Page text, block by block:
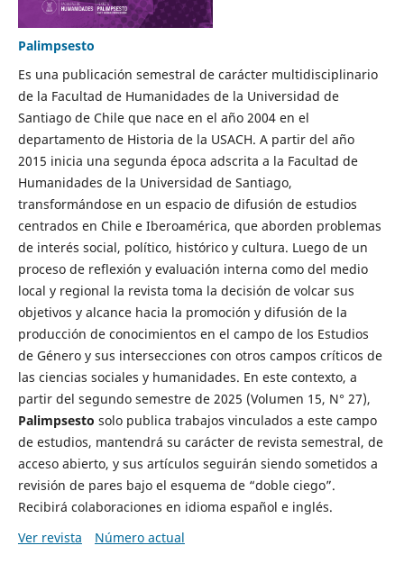
Palimpsesto
Es una publicación semestral de carácter multidisciplinario
de la Facultad de Humanidades de la Universidad de
Santiago de Chile que nace en el año 2004 en el
departamento de Historia de la USACH. A partir del año
2015 inicia una segunda época adscrita a la Facultad de
Humanidades de la Universidad de Santiago,
transformándose en un espacio de difusión de estudios
centrados en Chile e Iberoamérica, que aborden problemas
de interés social, político, histórico y cultura. Luego de un
proceso de reflexión y evaluación interna como del medio
local y regional la revista toma la decisión de volcar sus
objetivos y alcance hacia la promoción y difusión de la
producción de conocimientos en el campo de los Estudios
de Género y sus intersecciones con otros campos críticos de
las ciencias sociales y humanidades. En este contexto, a
partir del segundo semestre de 2025 (Volumen 15, N° 27),
Palimpsesto solo publica trabajos vinculados a este campo
de estudios, mantendrá su carácter de revista semestral, de
acceso abierto, y sus artículos seguirán siendo sometidos a
revisión de pares bajo el esquema de “doble ciego”.
Recibirá colaboraciones en idioma español e inglés.
Ver revista
Número actual